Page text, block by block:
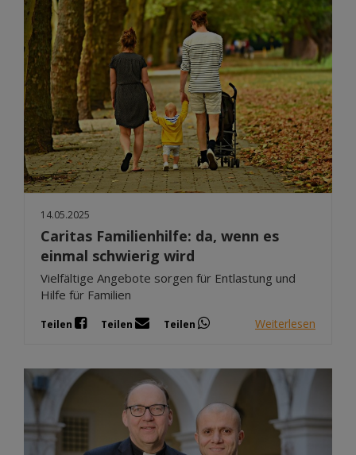
14.05.2025
Caritas Familienhilfe: da, wenn es
einmal schwierig wird
Vielfältige Angebote sorgen für Entlastung und
Hilfe für Familien
Teilen Teilen Teilen Weiterlesen